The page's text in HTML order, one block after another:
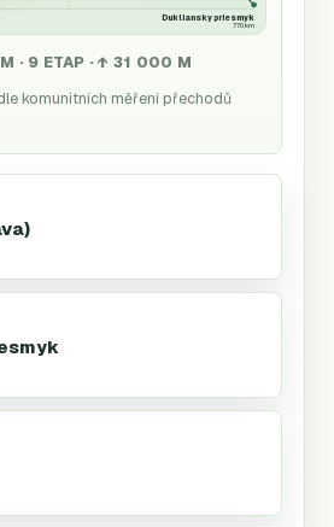
Dukliansky priesmyk
770 km
· 9 ETAP · ↑ 31 000 M
komunitních měření přechodů